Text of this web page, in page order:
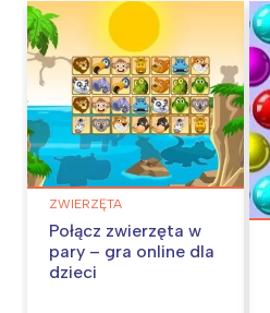
ZWIERZĘTA
Połącz zwierzęta w
pary – gra online dla
dzieci